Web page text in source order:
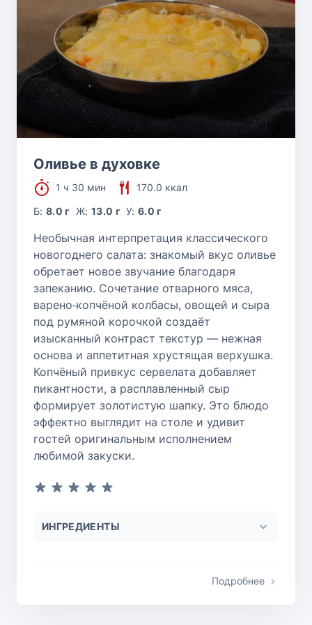
Оливье в духовке
1 ч 30 мин
170.0 ккал
Б:8.0 г Ж: 13.0 г У:6.0 г
Необычная интерпретация классического
новогоднего салата: знакомый вкус оливье
обретает новое звучание благодаря
запеканию. Сочетание отварного мяса,
варено‑копчёной колбасы, овощей и сыра
под румяной корочкой создаёт
изысканный контраст текстур — нежная
основа и аппетитная хрустящая верхушка.
Копчёный привкус сервелата добавляет
пикантности, а расплавленный сыр
формирует золотистую шапку. Это блюдо
эффектно выглядит на столе и удивит
гостей оригинальным исполнением
любимой закуски.
ИНГРЕДИЕНТЫ
Подробнее